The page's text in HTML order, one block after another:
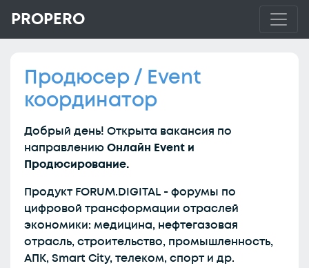
PROPERO
Продюсер / Event
координатор
Добрый день! Открыта вакансия по
направлениюОнлайн Event и
Продюсирование.
Продукт FORUM.DIGITAL - форумы по
цифровой трансформации отраслей
экономики: медицина, нефтегазовая
отрасль, строительство, промышленность,
АПК, Smart City, телеком, спорт и др.